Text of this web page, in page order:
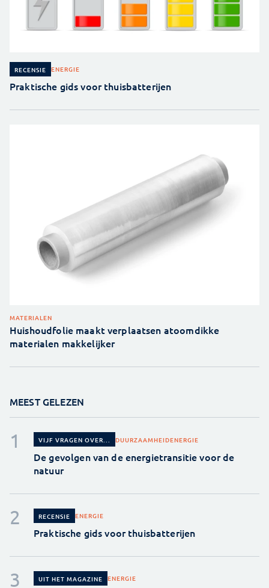
RECENSIE ENERGIE
Praktische gids voor thuisbatterijen
MATERIALEN
Huishoudfolie maakt verplaatsen atoomdikke
materialen makkelijker
MEEST GELEZEN
VIJF VRAGEN OVER... DUURZAAMHEIDENERGIE
De gevolgen van de energietransitie voor de
natuur
RECENSIE ENERGIE
Praktische gids voor thuisbatterijen
UIT HET MAGAZINE ENERGIE